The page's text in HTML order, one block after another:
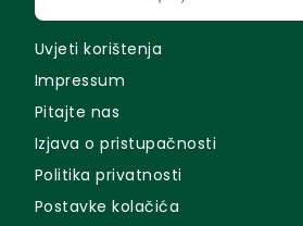
Uvjeti korištenja
Impressum
Pitajte nas
Izjava o pristupačnosti
Politika privatnosti
Postavke kolačića